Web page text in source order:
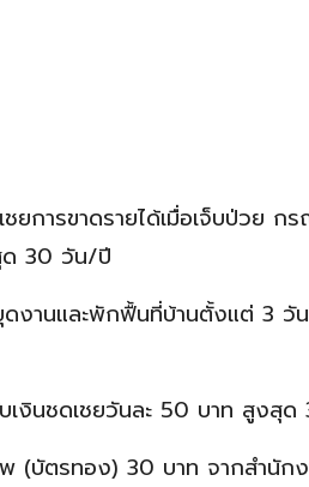
ชยการขาดรายได้เมื่อเจ็บป่วย
ด 30 วัน/ปี
านและพักฟื้นที่บ้านตั้งแต่ 3 วัน
งินชดเชยวันละ 50 บาท สูงสุ
(บัตรทอง) 30 บาท จากสำนัก